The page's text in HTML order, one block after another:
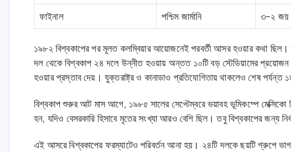
ফাইনাল পশ্চিম জার্মানি ৩-২ জয়
১৯৮২ বিশ্বকাপের পর মূলত কলম্বিয়ার আয়োজনেই পরবর্তী আসর হওয়ার কথা
দল থেকে বিশ্বকাপ ২৪ দলে উন্নীত হওয়ায় অন্তত ১০টি বড় স্টেডিয়ামের
হওয়ার প্রস্তাব দেয়। যুক্তরাষ্ট্র ও কানাডাও প্রতিযোগিতায় থাকলেও শেষ পর্যন্ত
বিশ্বকাপ শুরুর আট মাস আগে, ১৯৮৫ সালের সেপ্টেম্বরে ভয়াবহ ভূমিকম্পে
হন, যদিও বেসরকারি হিসাবে মৃতের সংখ্যা আরও বেশি ছিল। তবু বিশ্বকাপের জন্য
এই আসরে বিশ্বকাপের ফরম্যাটেও পরিবর্তন আনা হয়। ২৪টি দলকে ছয়টি গ্রুপে ভাগ